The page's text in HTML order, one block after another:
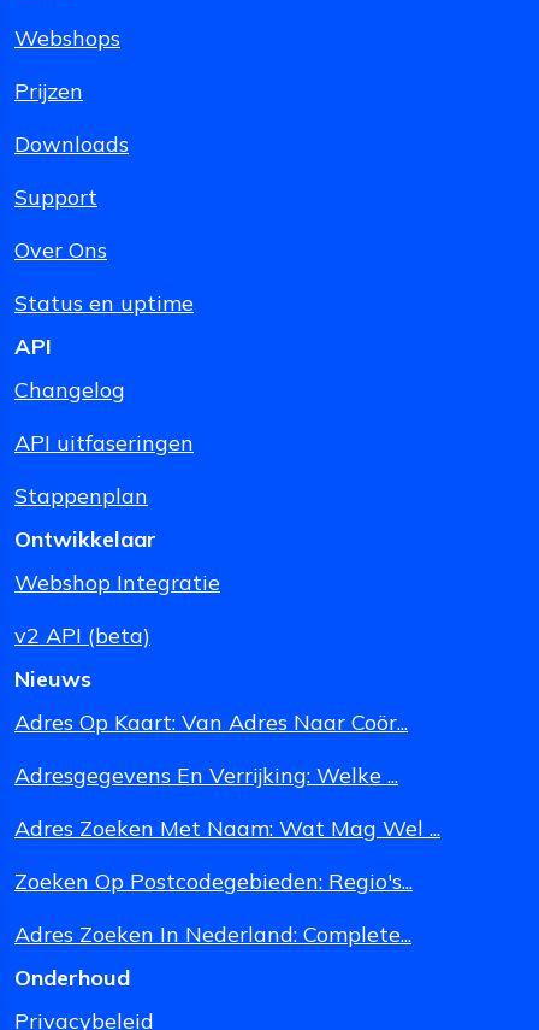
Webshops
Prijzen
Downloads
Support
Over Ons
Status en uptime
API
Changelog
API uitfaseringen
Stappenplan
Ontwikkelaar
Webshop Integratie
v2 API (beta)
Nieuws
Adres Op Kaart: Van Adres Naar Coör...
Adresgegevens En Verrijking: Welke ...
Adres Zoeken Met Naam: Wat Mag Wel ...
Zoeken Op Postcodegebieden: Regio's...
Adres Zoeken In Nederland: Complete...
Onderhoud
Privacybeleid